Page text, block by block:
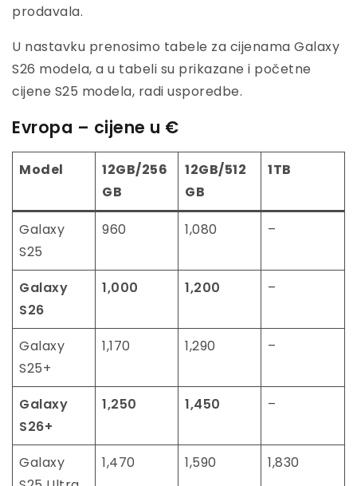
prodavala.
U nastavku prenosimo tabele za cijenama Galaxy
S26 modela, a u tabeli su prikazane i početne
cijene S25 modela, radi usporedbe.
Evropa – cijene u €
Model
12GB/256
GB
12GB/512
GB
1TB
Galaxy
S25
960 1,080 –
Galaxy
S26
1,000 1,200 –
Galaxy
S25+
1,170 1,290 –
Galaxy
S26+
1,250 1,450 –
Galaxy
1,470 1,590 1,830